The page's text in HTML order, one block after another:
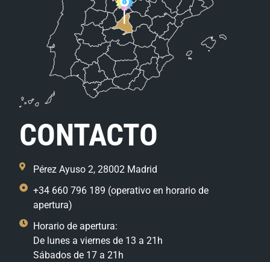
CONTACTO
Pérez Ayuso 2, 28002 Madrid
+34 660 796 189 (operativo en horario de
apertura)
Horario de apertura:
De lunes a viernes de 13 a 21h
Sábados de 17 a 21h